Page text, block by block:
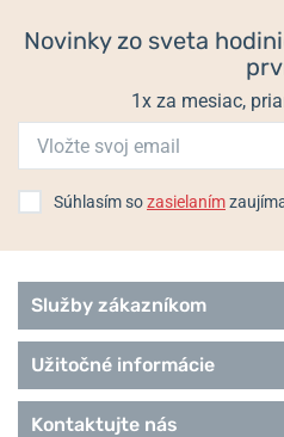
Novinky zo sveta
1x za mesiac,
Súhlasím sozasielaním
Služby zákazníkom
Užitočné informácie
Kontaktujte nás